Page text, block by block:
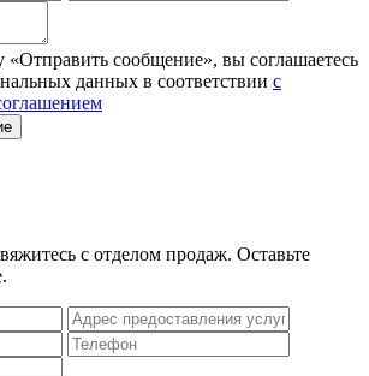
сообщение», вы соглашаетесь
данных в соответствии с
с отделом продаж. Оставьте